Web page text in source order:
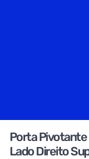
Porta
Lado Direito